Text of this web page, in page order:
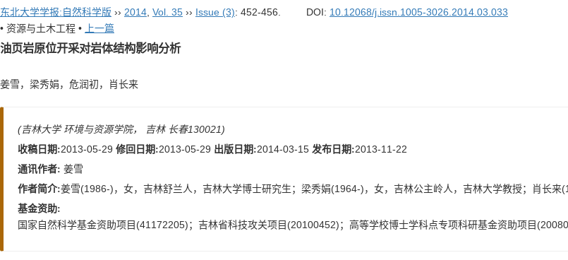
东北大学学报:自然科学版 ›› 2014 Vol. 35 ›› Issue (3): 452-456. DOI: 10.12068/j.issn.1005-3026.2014.03.033
• 资源与土木工程 •
上一篇
油页岩原位开采对岩体结构影响分析
姜雪，梁秀娟，危润初，肖长来
(吉林大学 环境与资源学院， 吉林 长春130021)
收稿日期:2013-05-29 修回日期:2013-05-29 出版日期:2014-03-15 发布日期:2013-11-22
通讯作者: 姜雪
作者简介:姜雪(1986-)，女，吉林舒兰人，吉林大学博士研究生；梁秀娟(1964-)，女，吉林公主岭人，吉林大学教授；肖长来
基金资助:
国家自然科学基金资助项目(41172205)；吉林省科技攻关项目(20100452)；高等学校博士学科点专项科研基金资助项目